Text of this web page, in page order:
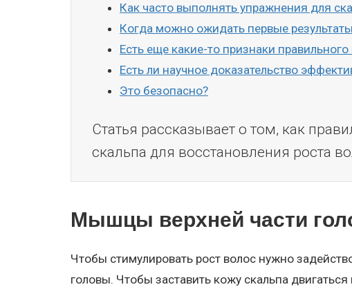
Как часто выполнять упражнения для
Когда можно ожидать первые
Есть еще какие-то признаки
Есть ли научное доказательство
Это безопасно?
Статья рассказывает о том, как
скальпа для восстановления роста
Мышцы верхней части
Чтобы стимулировать рост волос нужно
головы. Чтобы заставить кожу скальпа